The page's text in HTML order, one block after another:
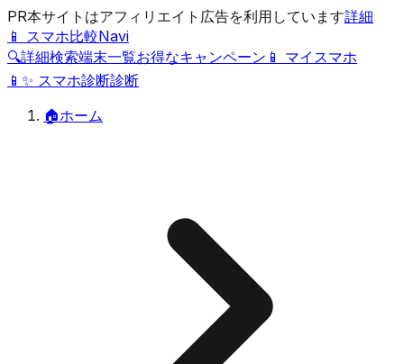
PR本サイトはアフィリエイト広告を利用しています詳細
📱 スマホ比較Navi
🔍詳細検索端末一覧お得なキャンペーン 📱 マイスマホ
📱 ✨ スマホ診断診断
🏠ホーム